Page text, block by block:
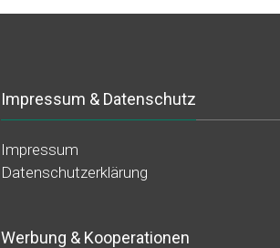
Impressum & Datenschutz
Impressum
Datenschutzerklärung
Werbung & Kooperationen